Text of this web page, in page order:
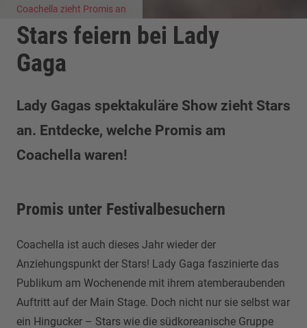
Coachella zieht Promis an
Stars feiern bei Lady
Gaga
Lady Gagas spektakuläre Show zieht Stars
an. Entdecke, welche Promis am
Coachella waren!
Promis unter Festivalbesuchern
Coachella ist auch dieses Jahr wieder der
Anziehungspunkt der Stars! Lady Gaga faszinierte das
Publikum am Wochenende mit ihrem atemberaubenden
Auftritt auf der Main Stage. Doch nicht nur sie selbst war
ein Hingucker – Stars wie die südkoreanische Gruppe